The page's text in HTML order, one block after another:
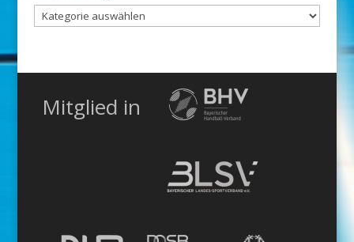
Nach
Kategorie
Mitglied in